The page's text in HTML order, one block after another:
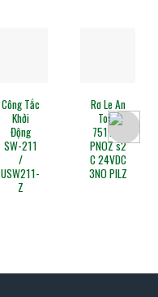
Rơ Le An
Toàn
751102
PNOZ s2
C 24VDC
3NO PILZ
Công Tắc
Xi Lanh
D-S792